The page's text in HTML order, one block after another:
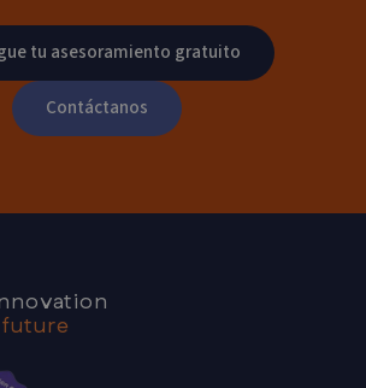
tu asesoramiento gratuito
Contáctanos